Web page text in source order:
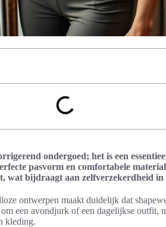
ondergoed; het is een
pasvorm en comfortabele
wat bijdraagt aan zelfverzekerdheid in
ontwerpen maakt duidelijk dat
een avondjurk of een dagelijkse outfit,
kleding.